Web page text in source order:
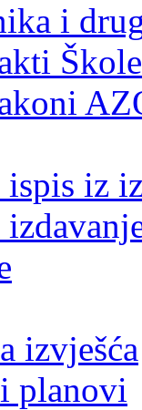
i
Škole
iz
izvješća
planovi